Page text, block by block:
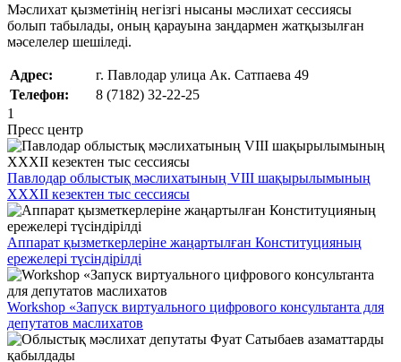
Мәслихат қызметінің негізгі нысаны мәслихат сессиясы
болып табылады, оның қарауына заңдармен жатқызылған
мәселелер шешіледі.
Адрес:
г. Павлодар улица Ак. Сатпаева 49
Телефон:
8 (7182) 32-22-25
1
Пресс центр
Павлодар облыстық мәслихатының VIII шақырылымының
XXXII кезектен тыс сессиясы
Аппарат қызметкерлеріне жаңартылған Конституцияның
ережелері түсіндірілді
Workshop «Запуск виртуального цифрового консультанта для
депутатов маслихатов